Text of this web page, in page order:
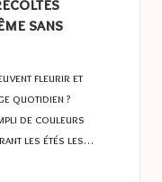
sans
fleurir et
quotidien ?
de couleurs
les étés les…